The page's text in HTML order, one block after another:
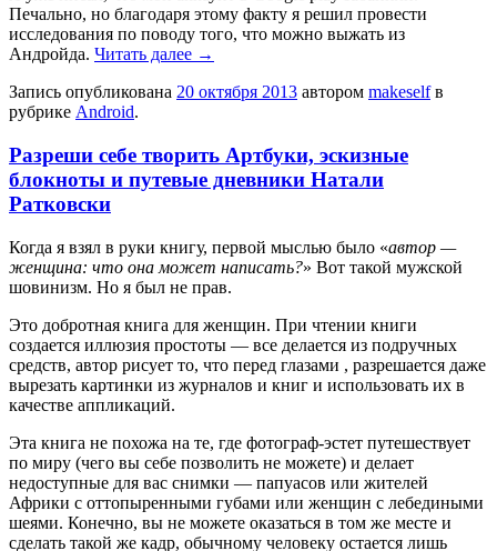
Печально, но благодаря этому факту я решил провести
исследования по поводу того, что можно выжать из
Андройда. Читать далее →
Запись опубликована 20 октября 2013 автором makeselfв
рубрике Android.
Разреши себе творить Артбуки, эскизные
блокноты и путевые дневники Натали
Ратковски
Когда я взял в руки книгу, первой мыслью было «автор —
женщина: что она может написать?» Вот такой мужской
шовинизм. Но я был не прав.
Это добротная книга для женщин. При чтении книги
создается иллюзия простоты — все делается из подручных
средств, автор рисует то, что перед глазами , разрешается даже
вырезать картинки из журналов и книг и использовать их в
качестве аппликаций.
Эта книга не похожа на те, где фотограф-эстет путешествует
по миру (чего вы себе позволить не можете) и делает
недоступные для вас снимки — папуасов или жителей
Африки с оттопыренными губами или женщин с лебедиными
шеями. Конечно, вы не можете оказаться в том же месте и
сделать такой же кадр, обычному человеку остается лишь